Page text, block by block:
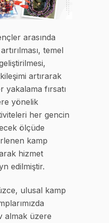
arasında
temel
artırarak
yakalama fırsatı
yönelik
her gencin
ölçüde
kamp
hizmet
edilmiştir.
ulusal kamp
almak üzere